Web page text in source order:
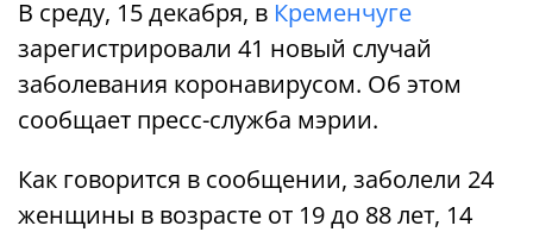
В среду, 15 декабря, в Кременчуге
зарегистрировали 41 новый случай
заболевания коронавирусом. Об этом
сообщает пресс-служба мэрии.
Как говорится в сообщении, заболели 24
женщины в возрасте от 19 до 88 лет, 14